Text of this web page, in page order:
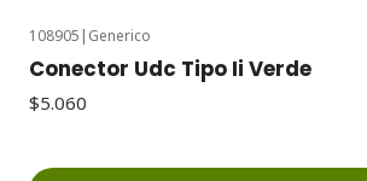
108905 | Generico
Conector Udc Tipo Ii Verde
$5.060